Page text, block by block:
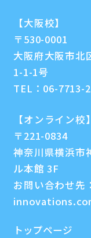
【大阪校】
〒530-0001
大阪府大阪市北
1-1-1号
TEL： 06-7713-
【オンライン校】
〒221-0834
神奈川県横浜市
ル本館 3F
お問い合わせ先：
トップページ